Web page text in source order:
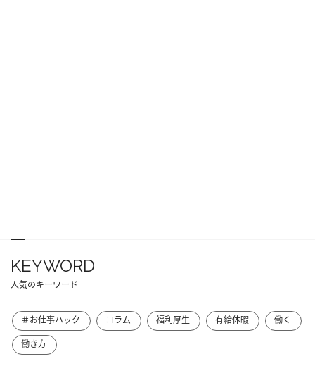
KEYWORD
人気のキーワード
＃お仕事ハック コラム 福利厚生 有給休暇
働く
働き方